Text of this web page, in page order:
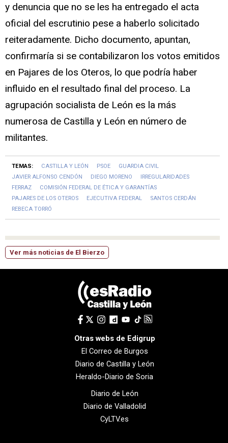
y denuncia que no se les ha entregado el acta
oficial del escrutinio pese a haberlo solicitado
reiteradamente. Dicho documento, apuntan,
confirmaría si se contabilizaron los votos emitidos
en Pajares de los Oteros, lo que podría haber
influido en el resultado final del proceso. La
agrupación socialista de León es la más
numerosa de Castilla y León en número de
militantes.
TEMAS: CASTILLA Y LEÓN PSOE
GUARDIA CIVIL
JAVIER ALFONSO CENDÓN
DIEGO MORENO
IRREGULARIDADES
FERRAZ
COMISIÓN FEDERAL DE ÉTICA Y GARANTÍAS
PAJARES DE LOS OTEROS
EJECUTIVA FEDERAL
SANTOS CERDÁN
REBECA TORRÓ
Ver más noticias de El Bierzo
Otras webs de Edigrup
El Correo de Burgos
Diario de Castilla y León
Heraldo-Diario de Soria
Diario de León
Diario de Valladolid
CyLTV.es